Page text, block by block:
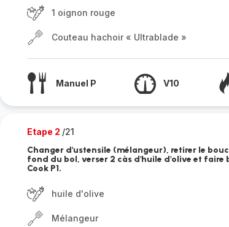
1 oignon rouge
Couteau hachoir « Ultrablade »
Manuel P V10
Etape 2 /21
Changer d'ustensile (mélangeur), retirer le
fond du bol, verser 2 càs d'huile d'olive et faire
Cook P1.
huile d'olive
Mélangeur